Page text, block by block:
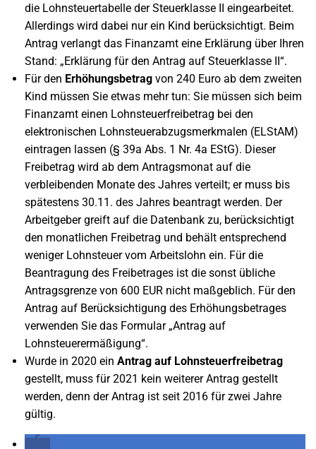
die Lohnsteuertabelle der Steuerklasse II eingearbeitet.
Allerdings wird dabei nur ein Kind berücksichtigt. Beim
Antrag verlangt das Finanzamt eine Erklärung über Ihren
Stand: „Erklärung für den Antrag auf Steuerklasse II“.
Für den Erhöhungsbetrag von 240 Euro ab dem zweiten
Kind müssen Sie etwas mehr tun: Sie müssen sich beim
Finanzamt einen Lohnsteuerfreibetrag bei den
elektronischen Lohnsteuerabzugsmerkmalen (ELStAM)
eintragen lassen (§ 39a Abs. 1 Nr. 4a EStG). Dieser
Freibetrag wird ab dem Antragsmonat auf die
verbleibenden Monate des Jahres verteilt; er muss bis
spätestens 30.11. des Jahres beantragt werden. Der
Arbeitgeber greift auf die Datenbank zu, berücksichtigt
den monatlichen Freibetrag und behält entsprechend
weniger Lohnsteuer vom Arbeitslohn ein. Für die
Beantragung des Freibetrages ist die sonst übliche
Antragsgrenze von 600 EUR nicht maßgeblich. Für den
Antrag auf Berücksichtigung des Erhöhungsbetrages
verwenden Sie das Formular „Antrag auf
Lohnsteuerermäßigung“.
Wurde in 2020 ein Antrag auf Lohnsteuerfreibetrag
gestellt, muss für 2021 kein weiterer Antrag gestellt
werden, denn der Antrag ist seit 2016 für zwei Jahre
gültig.